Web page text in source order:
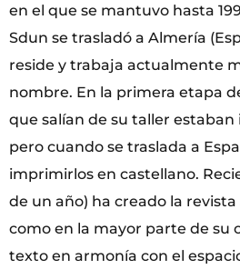
en el que se mantuvo hasta
Sdun se trasladó a Almería
reside y trabaja actualmente
nombre. En la primera etapa
que salían de su taller
pero cuando se traslada a
imprimirlos en castellano.
de un año) ha creado la revista
como en la mayor parte de su
texto en armonía con el